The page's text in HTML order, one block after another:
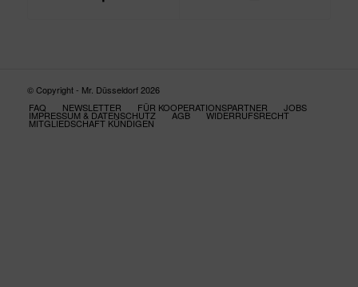
© Copyright - Mr. Düsseldorf 2026
FAQ
NEWSLETTER FÜR KOOPERATIONSPARTNER JOBS
IMPRESSUM & DATENSCHUTZ AGB WIDERRUFSRECHT
MITGLIEDSCHAFT KÜNDIGEN